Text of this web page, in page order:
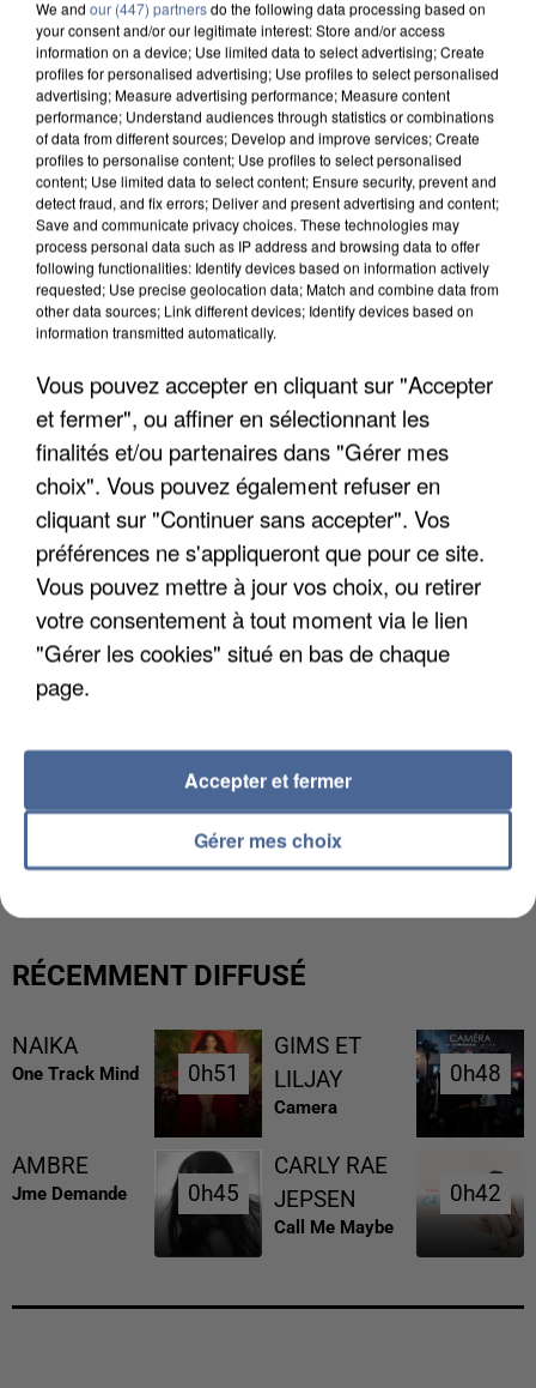
INTERPELLÉ EN ALGÉRIE
UNE TOURISTE DE L’OISE EMPORTÉE PAR UNE
COULÉE DE BOUE EN HAUTE-SAVOIE
RÉCEMMENT DIFFUSÉ
NAIKA
One Track Mind 0h51
0h51
GIMS ET
LILJAY
Camera
0h48
0h48
AMBRE
Jme Demande 0h45
0h45
CARLY RAE
JEPSEN
Call Me Maybe
0h42
0h42
We and our (447) partnersdo the following data processing based on
your consent and/or our legitimate interest: Store and/or access
information on a device; Use limited data to select advertising; Create
profiles for personalised advertising; Use profiles to select personalised
advertising; Measure advertising performance; Measure content
performance; Understand audiences through statistics or combinations
of data from different sources; Develop and improve services; Create
profiles to personalise content; Use profiles to select personalised
content; Use limited data to select content; Ensure security, prevent and
detect fraud, and fix errors; Deliver and present advertising and content;
Save and communicate privacy choices. These technologies may
process personal data such as IP address and browsing data to offer
following functionalities: Identify devices based on information actively
requested; Use precise geolocation data; Match and combine data from
other data sources; Link different devices; Identify devices based on
information transmitted automatically.
Vous pouvez accepter en cliquant sur "Accepter
et fermer", ou affiner en sélectionnant les
finalités et/ou partenaires dans "Gérer mes
choix". Vous pouvez également refuser en
cliquant sur "Continuer sans accepter". Vos
préférences ne s'appliqueront que pour ce site.
Vous pouvez mettre à jour vos choix, ou retirer
votre consentement à tout moment via le lien
"Gérer les cookies" situé en bas de chaque
page.
Gérer mes choix
Accepter et fermer